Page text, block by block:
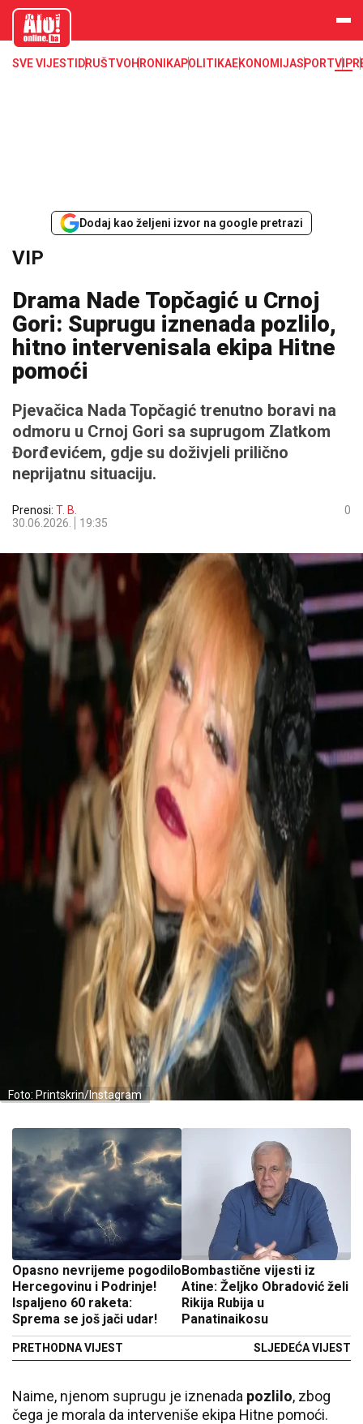
aloonline.b
SVE VIJESTI DRUŠTVOHRONIKAPOLITIKAEKONOMIJASPORTVIP
Dodaj kao željeni izvor na google pretrazi
VIP
Drama Nade Topčagić u Crnoj
Gori: Suprugu iznenada pozlilo,
hitno intervenisala ekipa Hitne
pomoći
Pjevačica Nada Topčagić trenutno boravi na
odmoru u Crnoj Gori sa suprugom Zlatkom
Đorđevićem, gdje su doživjeli prilično
neprijatnu situaciju.
Prenosi: T. B.
30.06.2026.
19:35
0
Foto: Printskrin/Instagram
Opasno nevrijeme pogodilo
Hercegovinu i Podrinje!
Ispaljeno 60 raketa:
Sprema se još jači udar!
PRETHODNA VIJEST
Bombastične vijesti iz
Atine: Željko Obradović želi
Rikija Rubija u
Panatinaikosu
SLJEDEĆA VIJEST
Naime, njenom suprugu je iznenada pozlilo, zbog
čega je morala da interveniše ekipa Hitne pomoći.